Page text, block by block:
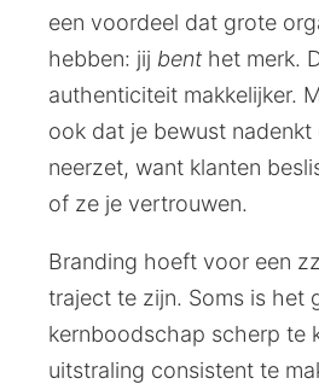
een voordeel dat grote
hebben: jij bent het merk.
authenticiteit makkelijker.
ook dat je bewust
neerzet, want klanten
of ze je vertrouwen.
Branding hoeft voor een
traject te zijn. Soms is het
kernboodschap scherp te
uitstraling consistent te